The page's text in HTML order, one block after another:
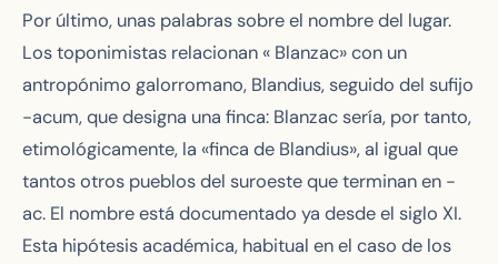
Por último, unas palabras sobre el nombre del lugar.
Los toponimistas relacionan « Blanzac» con un
antropónimo galorromano, Blandius, seguido del sufijo
-acum, que designa una finca: Blanzac sería, por tanto,
etimológicamente, la «finca de Blandius», al igual que
tantos otros pueblos del suroeste que terminan en -
ac. El nombre está documentado ya desde el siglo XI.
Esta hipótesis académica, habitual en el caso de los